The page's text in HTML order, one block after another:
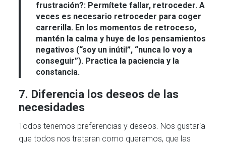
frustración?: Permítete fallar, retroceder. A
veces es necesario retroceder para coger
carrerilla. En los momentos de retroceso,
mantén la calma y huye de los pensamientos
negativos (“soy un inútil”, “nunca lo voy a
conseguir”). Practica la paciencia y la
constancia.
7. Diferencia los deseos de las
necesidades
Todos tenemos preferencias y deseos. Nos gustaría
que todos nos trataran como queremos, que las